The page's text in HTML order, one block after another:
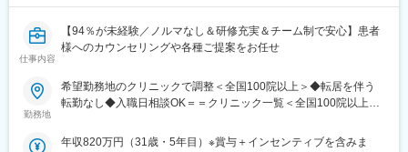
阿部野橋駅、四ツ橋駅、七条駅、四条駅(京都市営)、三宮駅(神戸
新交通)、山陽姫路駅、田中口駅、八丁堀駅(広島県)、高松築港
県)、東比恵駅、鹿児島中央駅、水道町駅、五島町駅、旭橋駅、西
早稲田駅、末広町駅(東京都)、立川南駅、高輪ゲートウェイ駅、九
り駅、三島駅、七ツ屋駅、富山駅、福井城址大名町駅、なんば駅
仕事内容
【94％が未経験／ノルマなし＆研修充実＆チーム制で安心】患者
様へのカウンセリングや各種ご提案をお任せ
勤務地
希望勤務地のクリニックで調整＜全国100院以上＞◆転居を伴う
転勤なし◆入職日相談OK＝＝クリニック一覧＜全国100院以上展
岡院、秋田院、山形院、仙台駅前院、福島院、郡山院など【関
年収820万円（31歳・5年目）※賞与＋インセンティブを含みま